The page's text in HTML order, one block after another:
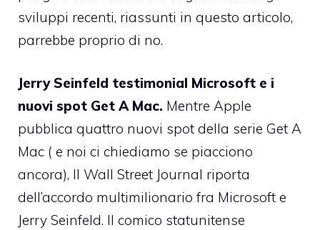
sviluppi recenti, riassunti in questo articolo,
parrebbe proprio di no.
Jerry Seinfeld testimonial Microsoft e i
nuovi spot Get A Mac. Mentre Apple
pubblica quattro nuovi spot della serie Get A
Mac ( e noi ci chiediamo se piacciono
ancora), Il Wall Street Journal riporta
dell’accordo multimilionario fra Microsoft e
Jerry Seinfeld. Il comico statunitense